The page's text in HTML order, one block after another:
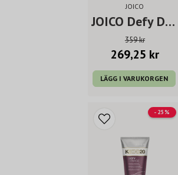
JOICO
JOICO Defy Damage Shampoo 300 ml
359 kr
269,25 kr
LÄGG I VARUKORGEN
- 25%